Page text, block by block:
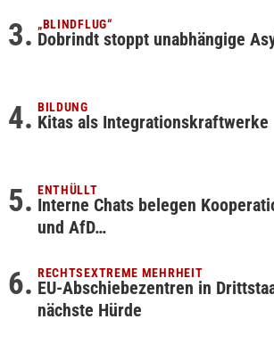
„BLINDFLUG“
Dobrindt stoppt unabhängige
BILDUNG
Kitas als Integrationskraftwerke
ENTHÜLLT
Interne Chats belegen
und AfD…
RECHTSEXTREME MEHRHEIT
EU-Abschiebezentren in
nächste Hürde